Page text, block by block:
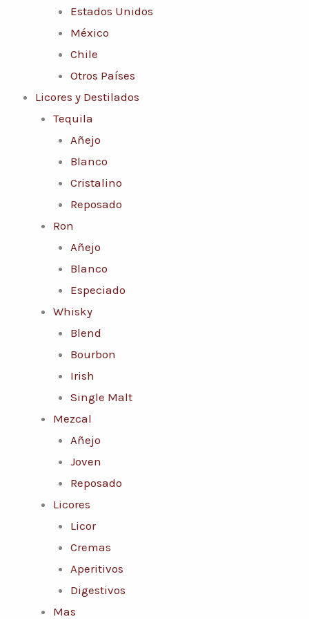
Estados Unidos
México
Chile
Otros Países
Licores y Destilados
Tequila
Añejo
Blanco
Cristalino
Reposado
Ron
Añejo
Blanco
Especiado
Whisky
Blend
Bourbon
Irish
Single Malt
Mezcal
Añejo
Joven
Reposado
Licores
Licor
Cremas
Aperitivos
Digestivos
Mas